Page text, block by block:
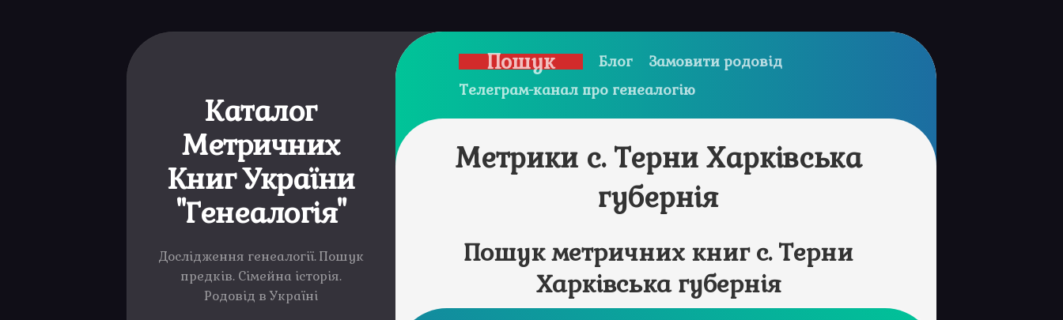
Каталог
Метричних
Книг України
"Генеалогія"
Дослідження генеалогії. Пошук
предків. Сімейна історія.
Родовід в Україні
Пошук Блог
Замовити родовід
Телеграм-канал про генеалогію
Метрики с. Терни Харківська
губернія
Пошук метричних книг с. Терни
Харківська губернія